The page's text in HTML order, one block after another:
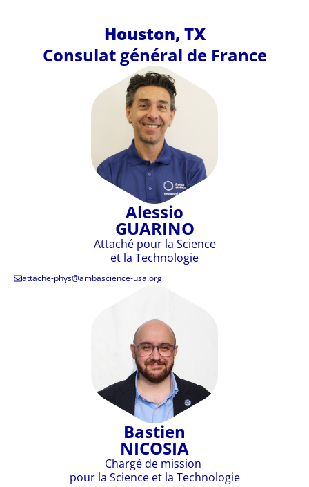
Houston, TX
Consulat général de France
Alessio
GUARINO
Attaché pour la Science
et la Technologie
attache-phys@ambascience-usa.org
Bastien
NICOSIA
Chargé de mission
pour la Science et la Technologie